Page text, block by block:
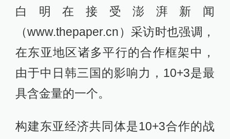
白明在接受澎湃新闻
（www.thepaper.cn）采访时也强调，
在东亚地区诸多平行的合作框架中，
由于中日韩三国的影响力，10+3是最
具含金量的一个。
构建东亚经济共同体是10+3合作的战